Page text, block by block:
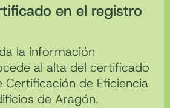
en el registro
la información
al alta del certificado
Certificación de Eficiencia
de Aragón.